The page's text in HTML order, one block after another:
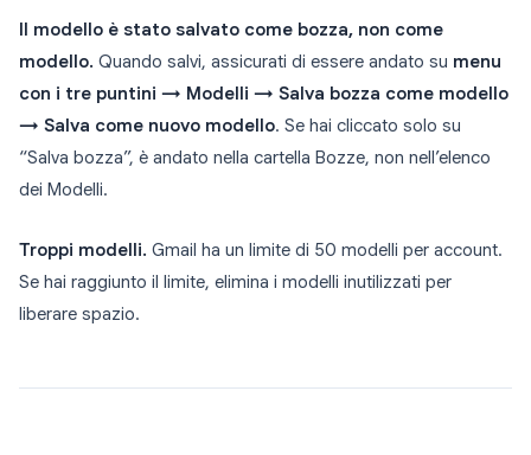
Il modello è stato salvato come bozza, non come
modello. Quando salvi, assicurati di essere andato su menu
con i tre puntini → Modelli → Salva bozza come modello
→ Salva come nuovo modello. Se hai cliccato solo su
“Salva bozza”, è andato nella cartella Bozze, non nell’elenco
dei Modelli.
Troppi modelli. Gmail ha un limite di 50 modelli per account.
Se hai raggiunto il limite, elimina i modelli inutilizzati per
liberare spazio.